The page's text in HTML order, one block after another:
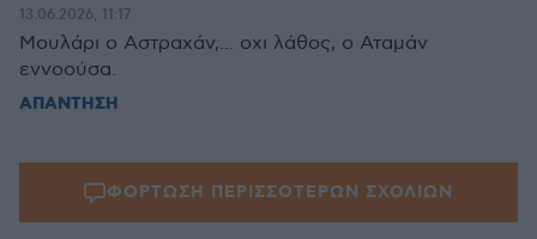
13.06.2026, 11:17
Μουλάρι ο Αστραχάν,... οχι λάθος, ο Αταμάν
εννοούσα.
ΑΠΑΝΤΗΣΗ
ΦΟΡΤΩΣΗ ΠΕΡΙΣΣΟΤΕΡΩΝ ΣΧΟΛΙΩΝ